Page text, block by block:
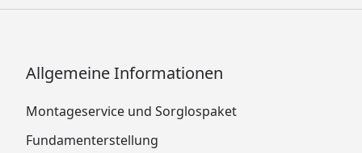
Allgemeine Informationen
Montageservice und Sorglospaket
Fundamenterstellung